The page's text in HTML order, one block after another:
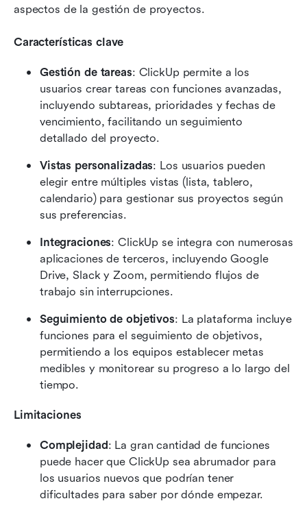
aspectos de la gestión de proyectos.
Características clave
Gestión de tareas: ClickUp permite a los
usuarios crear tareas con funciones avanzadas,
incluyendo subtareas, prioridades y fechas de
vencimiento, facilitando un seguimiento
detallado del proyecto.
Vistas personalizadas: Los usuarios pueden
elegir entre múltiples vistas (lista, tablero,
calendario) para gestionar sus proyectos según
sus preferencias.
Integraciones: ClickUp se integra con numerosas
aplicaciones de terceros, incluyendo Google
Drive, Slack y Zoom, permitiendo flujos de
trabajo sin interrupciones.
Seguimiento de objetivos: La plataforma incluye
funciones para el seguimiento de objetivos,
permitiendo a los equipos establecer metas
medibles y monitorear su progreso a lo largo del
tiempo.
Limitaciones
Complejidad: La gran cantidad de funciones
puede hacer que ClickUp sea abrumador para
los usuarios nuevos que podrían tener
dificultades para saber por dónde empezar.